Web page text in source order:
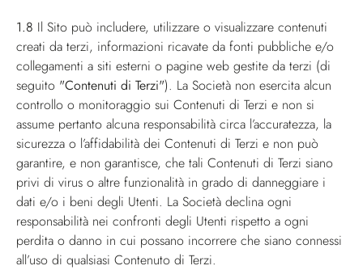
1.8 Il Sito può includere, utilizzare o visualizzare contenuti
creati da terzi, informazioni ricavate da fonti pubbliche e/o
collegamenti a siti esterni o pagine web gestite da terzi (di
seguito "Contenuti di Terzi"). La Società non esercita alcun
controllo o monitoraggio sui Contenuti di Terzi e non si
assume pertanto alcuna responsabilità circa l’accuratezza, la
sicurezza o l’affidabilità dei Contenuti di Terzi e non può
garantire, e non garantisce, che tali Contenuti di Terzi siano
privi di virus o altre funzionalità in grado di danneggiare i
dati e/o i beni degli Utenti. La Società declina ogni
responsabilità nei confronti degli Utenti rispetto a ogni
perdita o danno in cui possano incorrere che siano connessi
all’uso di qualsiasi Contenuto di Terzi.